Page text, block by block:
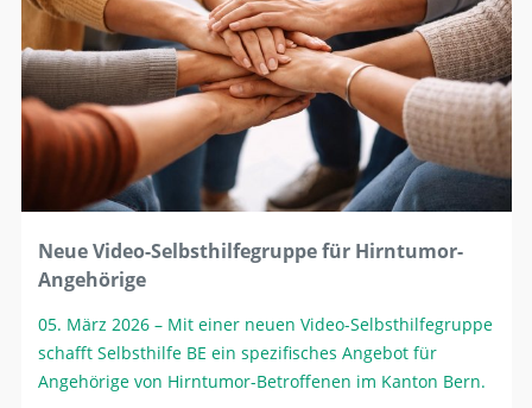
Neue Video-Selbsthilfegruppe für Hirntumor-
Angehörige
05. März 2026 – Mit einer neuen Video-Selbsthilfegruppe
schafft Selbsthilfe BE ein spezifisches Angebot für
Angehörige von Hirntumor-Betroffenen im Kanton Bern.